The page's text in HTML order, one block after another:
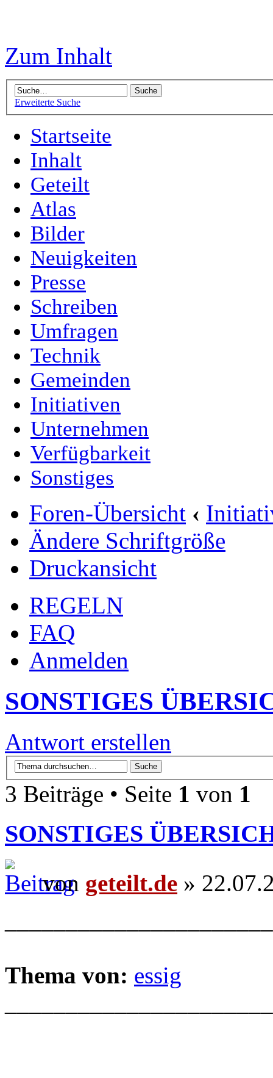
Zum Inhalt
Erweiterte Suche
Startseite
Inhalt
Geteilt
Atlas
Bilder
Neuigkeiten
Presse
Schreiben
Umfragen
Technik
Gemeinden
Initiativen
Unternehmen
Verfügbarkeit
Sonstiges
Foren-Übersicht ‹
Ändere Schriftgröße
Druckansicht
REGELN
FAQ
Anmelden
SONSTIGES
Antwort erstellen
3 Beiträge • Seite 1 von 1
SONSTIGES
von geteilt.de »
Thema von: essig